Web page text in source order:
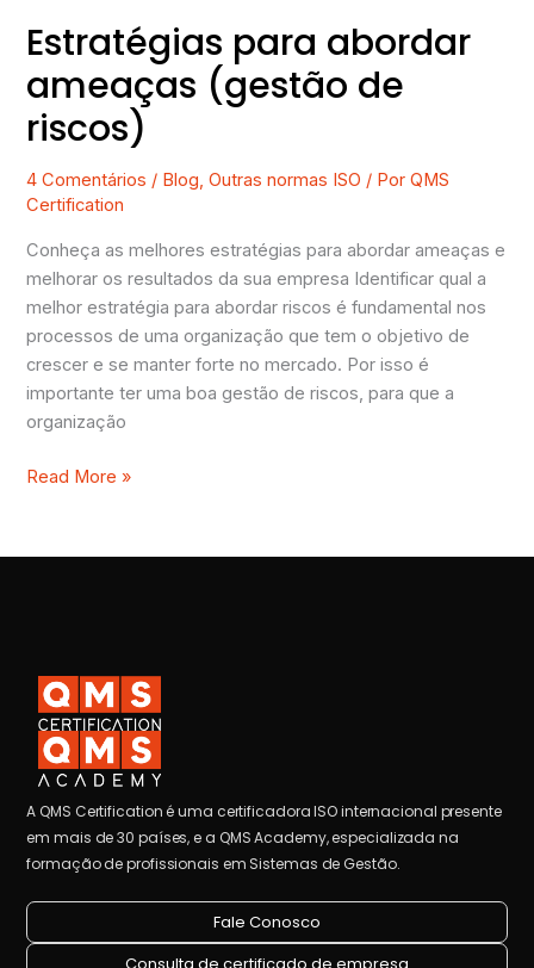
Estratégias para abordar
ameaças (gestão de
riscos)
4 Comentários / Blog,Outras normas ISO / PorQMS
Certification
Conheça as melhores estratégias para abordar ameaças e
melhorar os resultados da sua empresa Identificar qual a
melhor estratégia para abordar riscos é fundamental nos
processos de uma organização que tem o objetivo de
crescer e se manter forte no mercado. Por isso é
importante ter uma boa gestão de riscos, para que a
organização
Estratégias
abordar
ameaças
de
riscos)
Read More »
A QMS Certification é uma certificadora ISO internacional presente
em mais de 30 países, e a QMS Academy, especializada na
formação de profissionais em Sistemas de Gestão.
Fale Conosco
Consulta de certificado de empresa